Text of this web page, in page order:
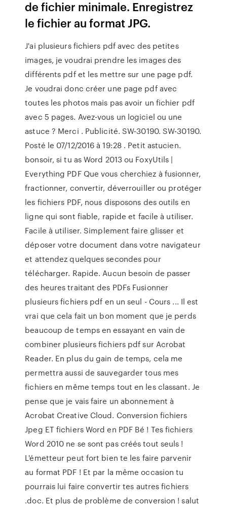
de fichier minimale. Enregistrez
le fichier au format JPG.
J'ai plusieurs fichiers pdf avec des petites
images, je voudrai prendre les images des
différents pdf et les mettre sur une page pdf.
Je voudrai donc créer une page pdf avec
toutes les photos mais pas avoir un fichier pdf
avec 5 pages. Avez-vous un logiciel ou une
astuce ? Merci . Publicité. SW-30190. SW-30190.
Posté le 07/12/2016 à 19:28 . Petit astucien.
bonsoir, si tu as Word 2013 ou FoxyUtils |
Everything PDF Que vous cherchiez à fusionner,
fractionner, convertir, déverrouiller ou protéger
les fichiers PDF, nous disposons des outils en
ligne qui sont fiable, rapide et facile à utiliser.
Facile à utiliser. Simplement faire glisser et
déposer votre document dans votre navigateur
et attendez quelques secondes pour
télécharger. Rapide. Aucun besoin de passer
des heures traitant des PDFs Fusionner
plusieurs fichiers pdf en un seul - Cours ... Il est
vrai que cela fait un bon moment que je perds
beaucoup de temps en essayant en vain de
combiner plusieurs fichiers pdf sur Acrobat
Reader. En plus du gain de temps, cela me
permettra aussi de sauvegarder tous mes
fichiers en même temps tout en les classant. Je
pense que je vais faire un abonnement à
Acrobat Creative Cloud. Conversion fichiers
Jpeg ET fichiers Word en PDF Bé ! Tes fichiers
Word 2010 ne se sont pas créés tout seuls !
L'émetteur peut fort bien te les faire parvenir
au format PDF ! Et par la même occasion tu
pourrais lui faire convertir tes autres fichiers
.doc. Et plus de problème de conversion ! salut